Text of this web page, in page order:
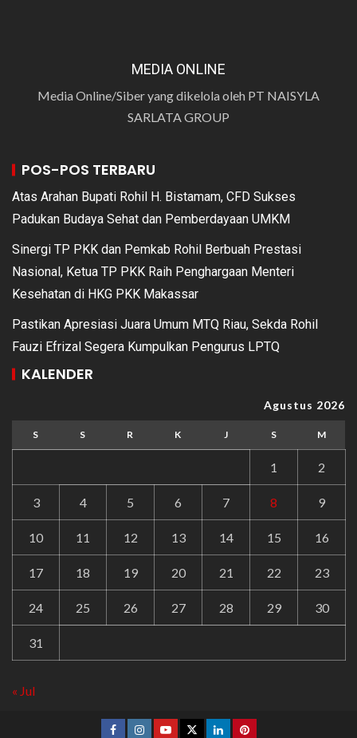
MEDIA ONLINE
Media Online/Siber yang dikelola oleh PT NAISYLA
SARLATA GROUP
POS-POS TERBARU
Atas Arahan Bupati Rohil H. Bistamam, CFD Sukses
Padukan Budaya Sehat dan Pemberdayaan UMKM
Sinergi TP PKK dan Pemkab Rohil Berbuah Prestasi
Nasional, Ketua TP PKK Raih Penghargaan Menteri
Kesehatan di HKG PKK Makassar
Pastikan Apresiasi Juara Umum MTQ Riau, Sekda Rohil
Fauzi Efrizal Segera Kumpulkan Pengurus LPTQ
KALENDER
Agustus 2026
S S R K J S M
1 2
3 4 5 6 7 8 9
10 11 12 13 14 15 16
17 18 19 20 21 22 23
24 25 26 27 28 29 30
31
« Jul